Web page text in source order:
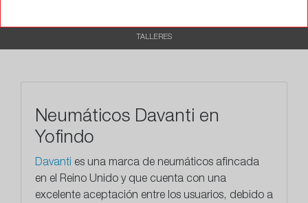
TALLERES
Neumáticos Davanti en
Yofindo
Davanti es una marca de neumáticos afincada
en el Reino Unido y que cuenta con una
excelente aceptación entre los usuarios, debido a